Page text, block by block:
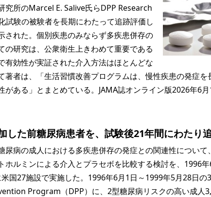
究所のMarcel E. Salive氏らDPP Research
試験の被験者を長期にわたって追跡評価し
された。個別疾患のみならず多疾患併存の
の研究は、公衆衛生上きわめて重要である
有効性が実証された介入方法はほとんどな
著者は、「生活習慣改善プログラムは、慢性疾患の発症を
がある」とまとめている。JAMA誌オンライン版2026年6
した前糖尿病患者を、試験後21年間にわたり
病の成人における多疾患併存の発症との関連性について
ホルミンによる介入とプラセボを比較する検討を、1996
国27施設で実施した。1996年6月1日～1999年5月28日の
Program（DPP）に、2型糖尿病リスクの高い成人